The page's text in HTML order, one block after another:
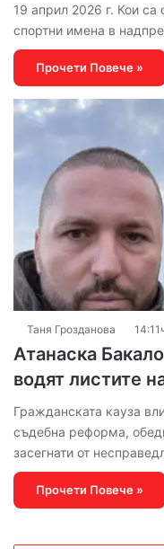
19 април 2026 г. Кои са
спортни имена в
Прочети Повече »
Таня Грозданова
Атанаска
водят листите
Гражданската кауза
съдебна реформа,
засегнати от
Прочети Повече »